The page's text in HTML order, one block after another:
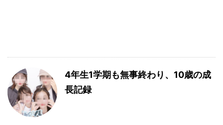
4年生1学期も無事終わり、10歳の成
長記録